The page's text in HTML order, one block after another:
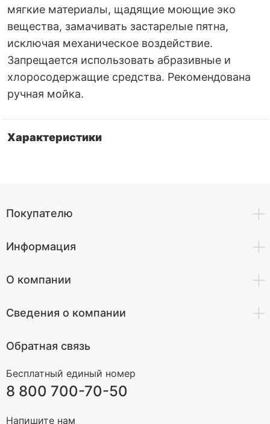
мягкие материалы, щадящие моющие эко
вещества, замачивать застарелые пятна,
исключая механическое воздействие.
Запрещается использовать абразивные и
хлоросодержащие средства. Рекомендована
ручная мойка.
Характеристики
Покупателю
Информация
О компании
Сведения о компании
Обратная связь
Бесплатный единый номер
8 800 700-70-50
Напишите нам